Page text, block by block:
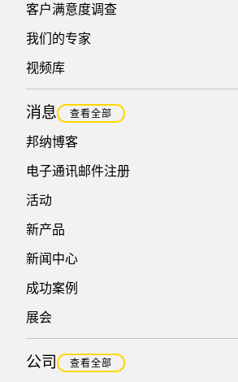
客户满意度调查
我们的专家
视频库
消息 查看全部
邦纳博客
电子通讯邮件注册
活动
新产品
新闻中心
成功案例
展会
公司 查看全部